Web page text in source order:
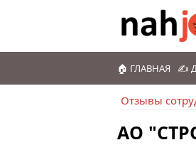
🏠 ГЛАВНАЯ ✍️
Отзывы
АО